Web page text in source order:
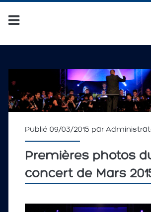
Publié 09/03/2015 par
Premières photos
concert de Mars